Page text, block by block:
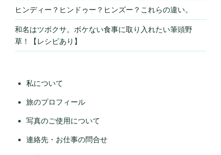
ヒンディー？ヒンドゥー？ヒンズー？これらの違い。
和名はツボクサ。ボケない食事に取り入れたい筆頭野
草！【レシピあり】
私について
旅のプロフィール
写真のご使用について
連絡先・お仕事の問合せ